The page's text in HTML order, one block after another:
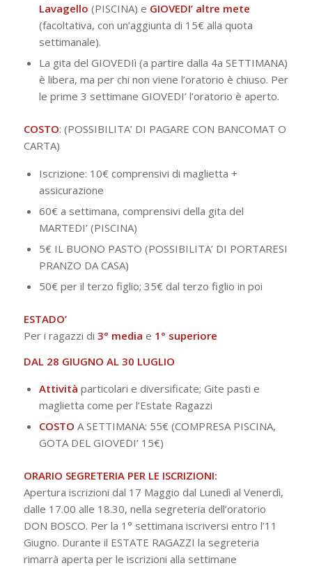
Lavagello (PISCINA) e GIOVEDI’ altre mete
(facoltativa, con un’aggiunta di 15€ alla quota
settimanale).
La gita del GIOVEDIì (a partire dalla 4a SETTIMANA)
è libera, ma per chi non viene l’oratorio è chiuso. Per
le prime 3 settimane GIOVEDI’ l’oratorio è aperto.
COSTO: (POSSIBILITA’ DI PAGARE CON BANCOMAT O
CARTA)
Iscrizione: 10€ comprensivi di maglietta +
assicurazione
60€ a settimana, comprensivi della gita del
MARTEDI’ (PISCINA)
5€ IL BUONO PASTO (POSSIBILITA’ DI PORTARESI
PRANZO DA CASA)
50€ per il terzo figlio; 35€ dal terzo figlio in poi
ESTADO’
Per i ragazzi di 3° media e 1° superiore
DAL 28 GIUGNO AL 30 LUGLIO
Attività particolari e diversificate; Gite pasti e
maglietta come per l’Estate Ragazzi
COSTO A SETTIMANA: 55€ (COMPRESA PISCINA,
GOTA DEL GIOVEDI’ 15€)
ORARIO SEGRETERIA PER LE ISCRIZIONI:
Apertura iscrizioni dal 17 Maggio dal Lunedì al Venerdì,
dalle 17.00 alle 18.30, nella segreteria dell’oratorio
DON BOSCO. Per la 1° settimana iscriversi entro l’11
Giugno. Durante il ESTATE RAGAZZI la segreteria
rimarrà aperta per le iscrizioni alla settimane